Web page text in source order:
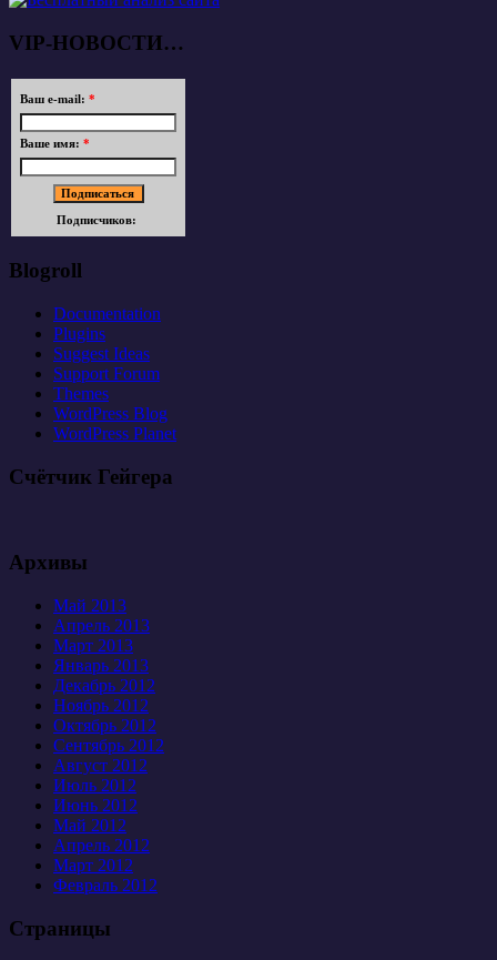
VIP-НОВОСТИ…
Ваш e-mail: *
Ваше имя: *
Подписчиков:
Blogroll
Documentation
Plugins
Suggest Ideas
Support Forum
Themes
WordPress Blog
WordPress Planet
Счётчик Гейгера
Архивы
Май 2013
Апрель 2013
Март 2013
Январь 2013
Декабрь 2012
Ноябрь 2012
Октябрь 2012
Сентябрь 2012
Август 2012
Июль 2012
Июнь 2012
Май 2012
Апрель 2012
Март 2012
Февраль 2012
Страницы